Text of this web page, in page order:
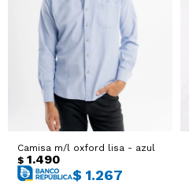
Camisa m/l oxford lisa - azul
$ 1.490
$ 1.267